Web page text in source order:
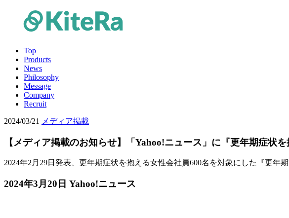
Top
Products
News
Philosophy
Message
Company
Recruit
2024/03/21 メディア掲載
【メディア掲載のお知らせ】「Yahoo!ニュース」に『更年期症状
2024年2月29日発表、更年期症状を抱える女性会社員600名を対象にした『更年
2024年3月20日 Yahoo!ニュース